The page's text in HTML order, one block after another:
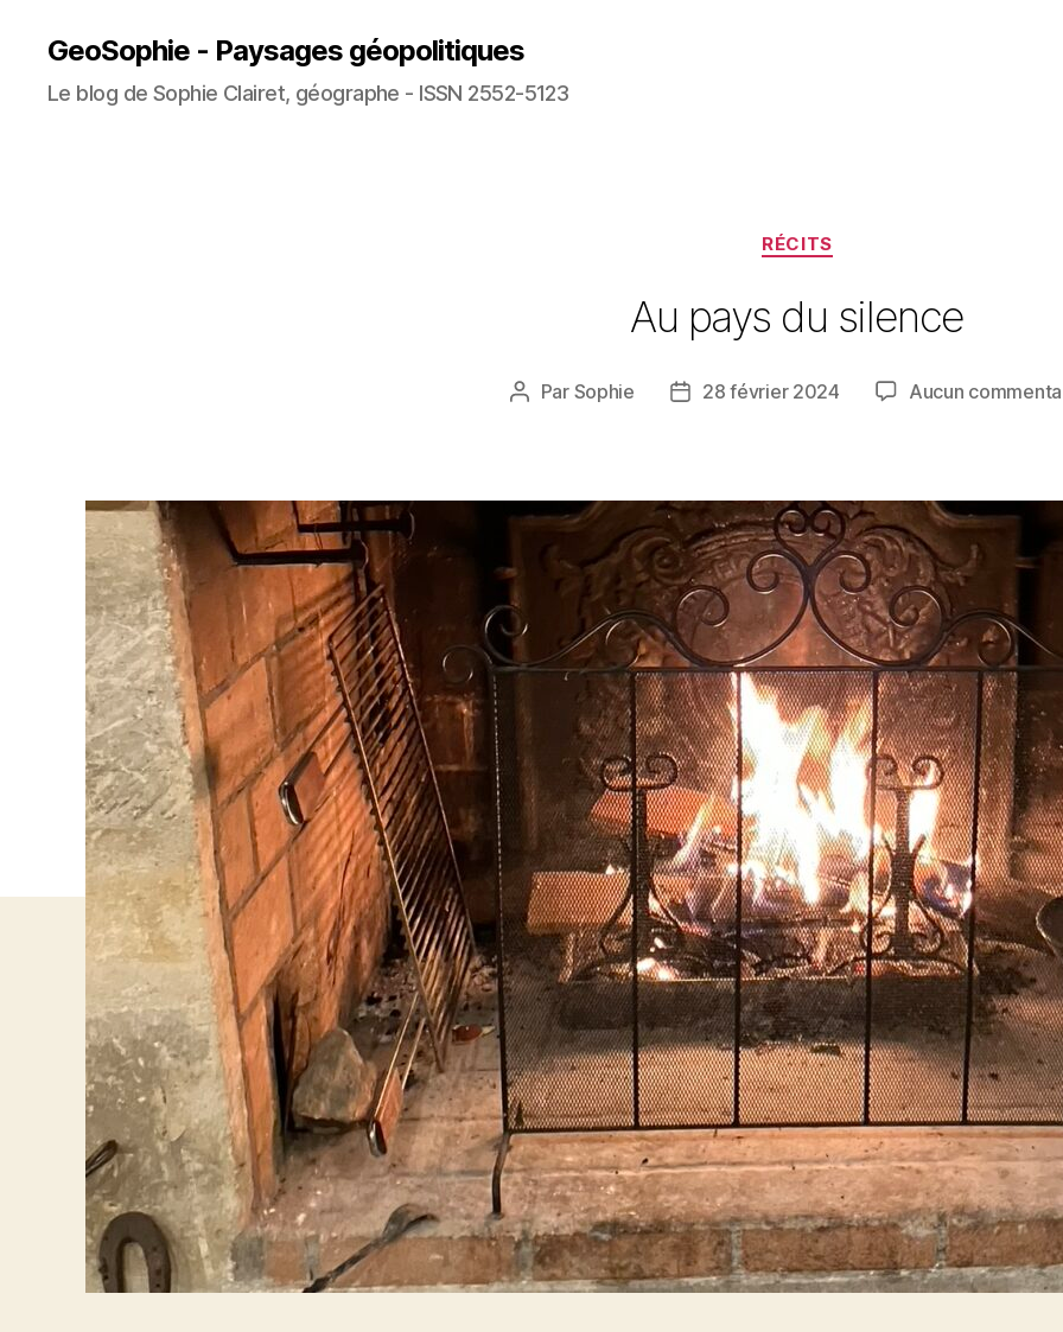
GeoSophie - Paysages géopolitiques
Le blog de Sophie Clairet, géographe - ISSN 2552-5123
Catégories
RÉCITS
Au pays du silence
Auteur
Par Sophie
Date28 février 2024 Aucun